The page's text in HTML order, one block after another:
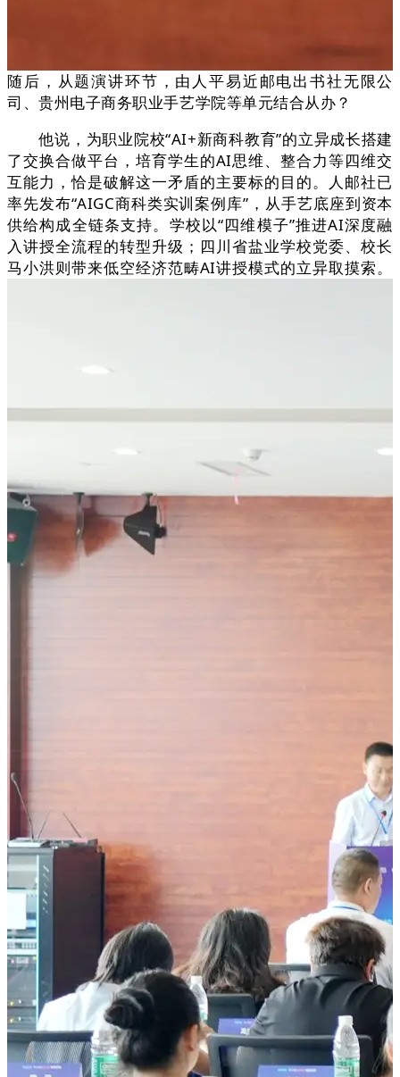
随后，从题演讲环节，由人平易近邮电出书社无限公
司、贵州电子商务职业手艺学院等单元结合从办？
他说，为职业院校“AI+新商科教育”的立异成长搭建
了交换合做平台，培育学生的AI思维、整合力等四维交
互能力，恰是破解这一矛盾的主要标的目的。人邮社已
率先发布“AIGC商科类实训案例库”，从手艺底座到资本
供给构成全链条支持。学校以“四维模子”推进AI深度融
入讲授全流程的转型升级；四川省盐业学校党委、校长
马小洪则带来低空经济范畴AI讲授模式的立异取摸索。